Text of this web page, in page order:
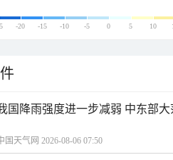
-20 -15 -10 -5 0 5 10
国降雨强度进一步减弱 中东部
国天气网 2026-08-06 07:50